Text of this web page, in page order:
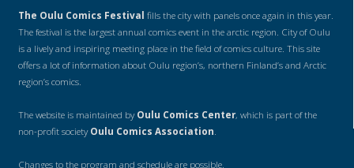
The Oulu Comics Festival fills the city with panels once again in this year.
The festival is the largest annual comics event in the arctic region. City of Oulu
is a lively and inspiring meeting place in the field of comics culture. This site
offers a lot of information about Oulu region’s, northern Finland’s and Arctic
region’s comics.
The website is maintained byOulu Comics Center, which is part of the
non-profit societyOulu Comics Association
Changes to the program and schedule are possible.